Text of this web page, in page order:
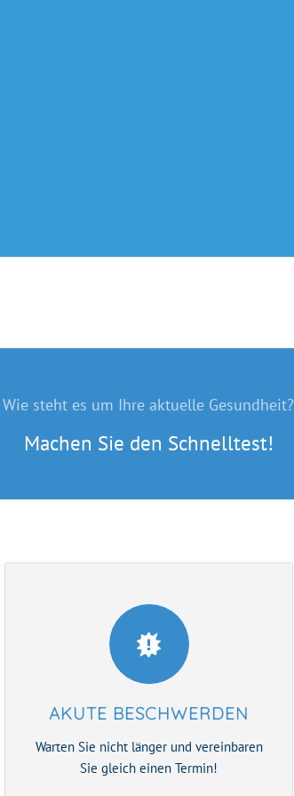
Wie steht es um Ihre aktuelle Gesundheit?
Machen Sie den Schnelltest!
AKUTE BESCHWERDEN
Warten Sie nicht länger und vereinbaren
Sie gleich einen Termin!